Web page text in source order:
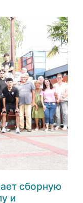
сборную
и